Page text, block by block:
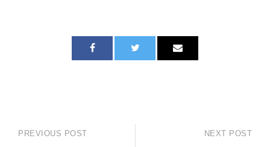
PREVIOUS POST NEXT POST